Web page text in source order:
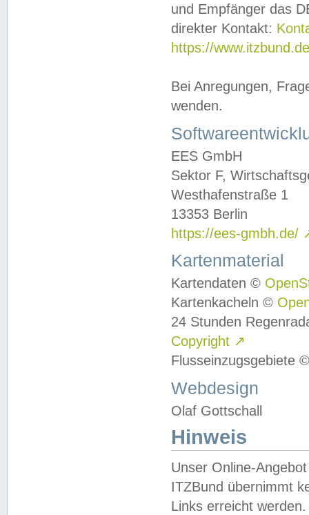
und Empfänger das
direkter Kontakt:
https://
Bei Anregungen,
wenden.
EES GmbH
Sektor F,
Westhafenstraße 1
13353 Berlin
https://ees-gmbh.de/
Kartenmaterial
Kartendaten ©
Kartenkacheln ©
24 Stunden
Copyright ↗
Flusseinzugsgebiete
Webdesign
Olaf Gottschall
Hinweis
Unser Online-
ITZBund übernimmt
Links erreicht